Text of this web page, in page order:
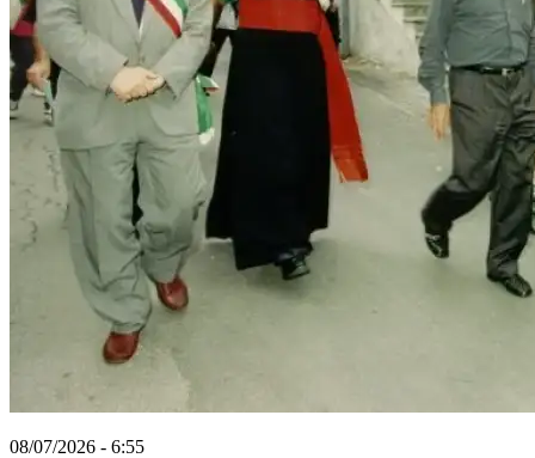
08/07/2026 - 6:55